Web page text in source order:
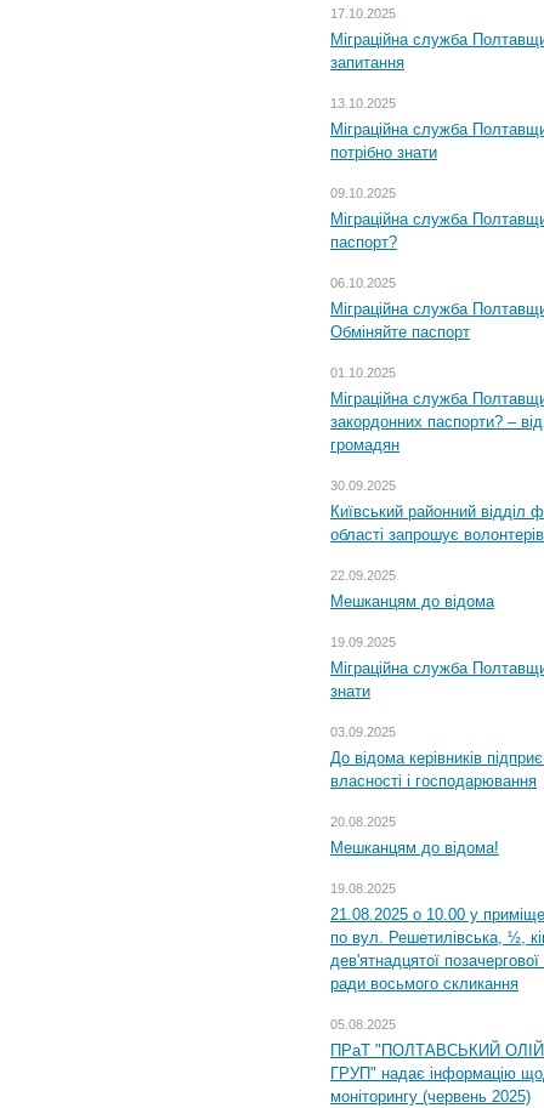
17.10.2025
Міграційна служба
запитання
13.10.2025
Міграційна служба
потрібно знати
09.10.2025
Міграційна служба
паспорт?
06.10.2025
Міграційна служба
Обміняйте паспорт
01.10.2025
Міграційна служба
закордонних паспорти? –
громадян
30.09.2025
Київський районний відділ
області запрошує
22.09.2025
Мешканцям до відома
19.09.2025
Міграційна служба
знати
03.09.2025
До відома керівників
власності і господарювання
20.08.2025
Мешканцям до відома!
19.08.2025
21.08.2025 о 10.00 у
по вул. Решетилівська, ½,
дев'ятнадцятої
ради восьмого скликання
05.08.2025
ПРаТ "ПОЛТАВСЬКИЙ
ГРУП" надає інформацію
моніторингу (червень 2025)